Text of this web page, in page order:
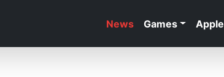
News Games Apple